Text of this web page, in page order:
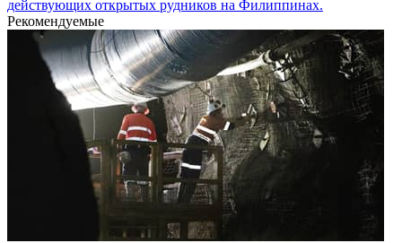
действующих открытых рудников на Филиппинах.
Рекомендуемые